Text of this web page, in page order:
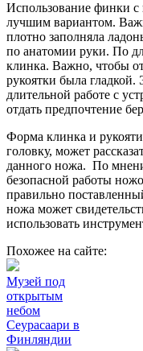
Использование финки с
лучшим вариантом.
плотно заполняла
по анатомии руки. По
клинка. Важно, чтобы
рукоятки была гладкой.
длительной работе с
отдать предпочтение
Форма клинка и
головку, может
данного ножа. По
безопасной работы
правильно
ножа может
использовать
Похожее на сайте:
Музей под
открытым
небом
Сеурасаари в
Финляндии